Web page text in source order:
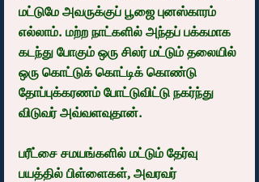
மட்டுமே அவருக்குப் பூஜை புனஸ்காரம்
எல்லாம். மற்ற நாட்களில் அந்தப் பக்கமாக
கடந்து போகும் ஒரு சிலர் மட்டும் தலையில்
ஒரு கொட்டுக் கொட்டிக் கொண்டு
தோப்புக்கரணம் போட்டுவிட்டு நகர்ந்து
விடுவர் அவ்வளவுதான்.
பரீட்சை சமயங்களில் மட்டும் தேர்வு
பயத்தில் பிள்ளைகள், அவரவர்